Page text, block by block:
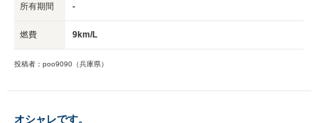
所有期間 -
燃費 9km/L
投稿者：poo9090（兵庫県）
オシャレです。